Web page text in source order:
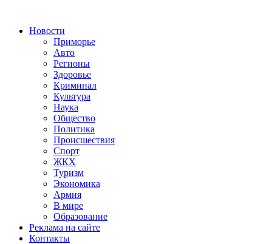
Новости
Приморье
Авто
Регионы
Здоровье
Криминал
Культура
Наука
Общество
Политика
Происшествия
Спорт
ЖКХ
Туризм
Экономика
Армия
В мире
Образование
Реклама на сайте
Контакты